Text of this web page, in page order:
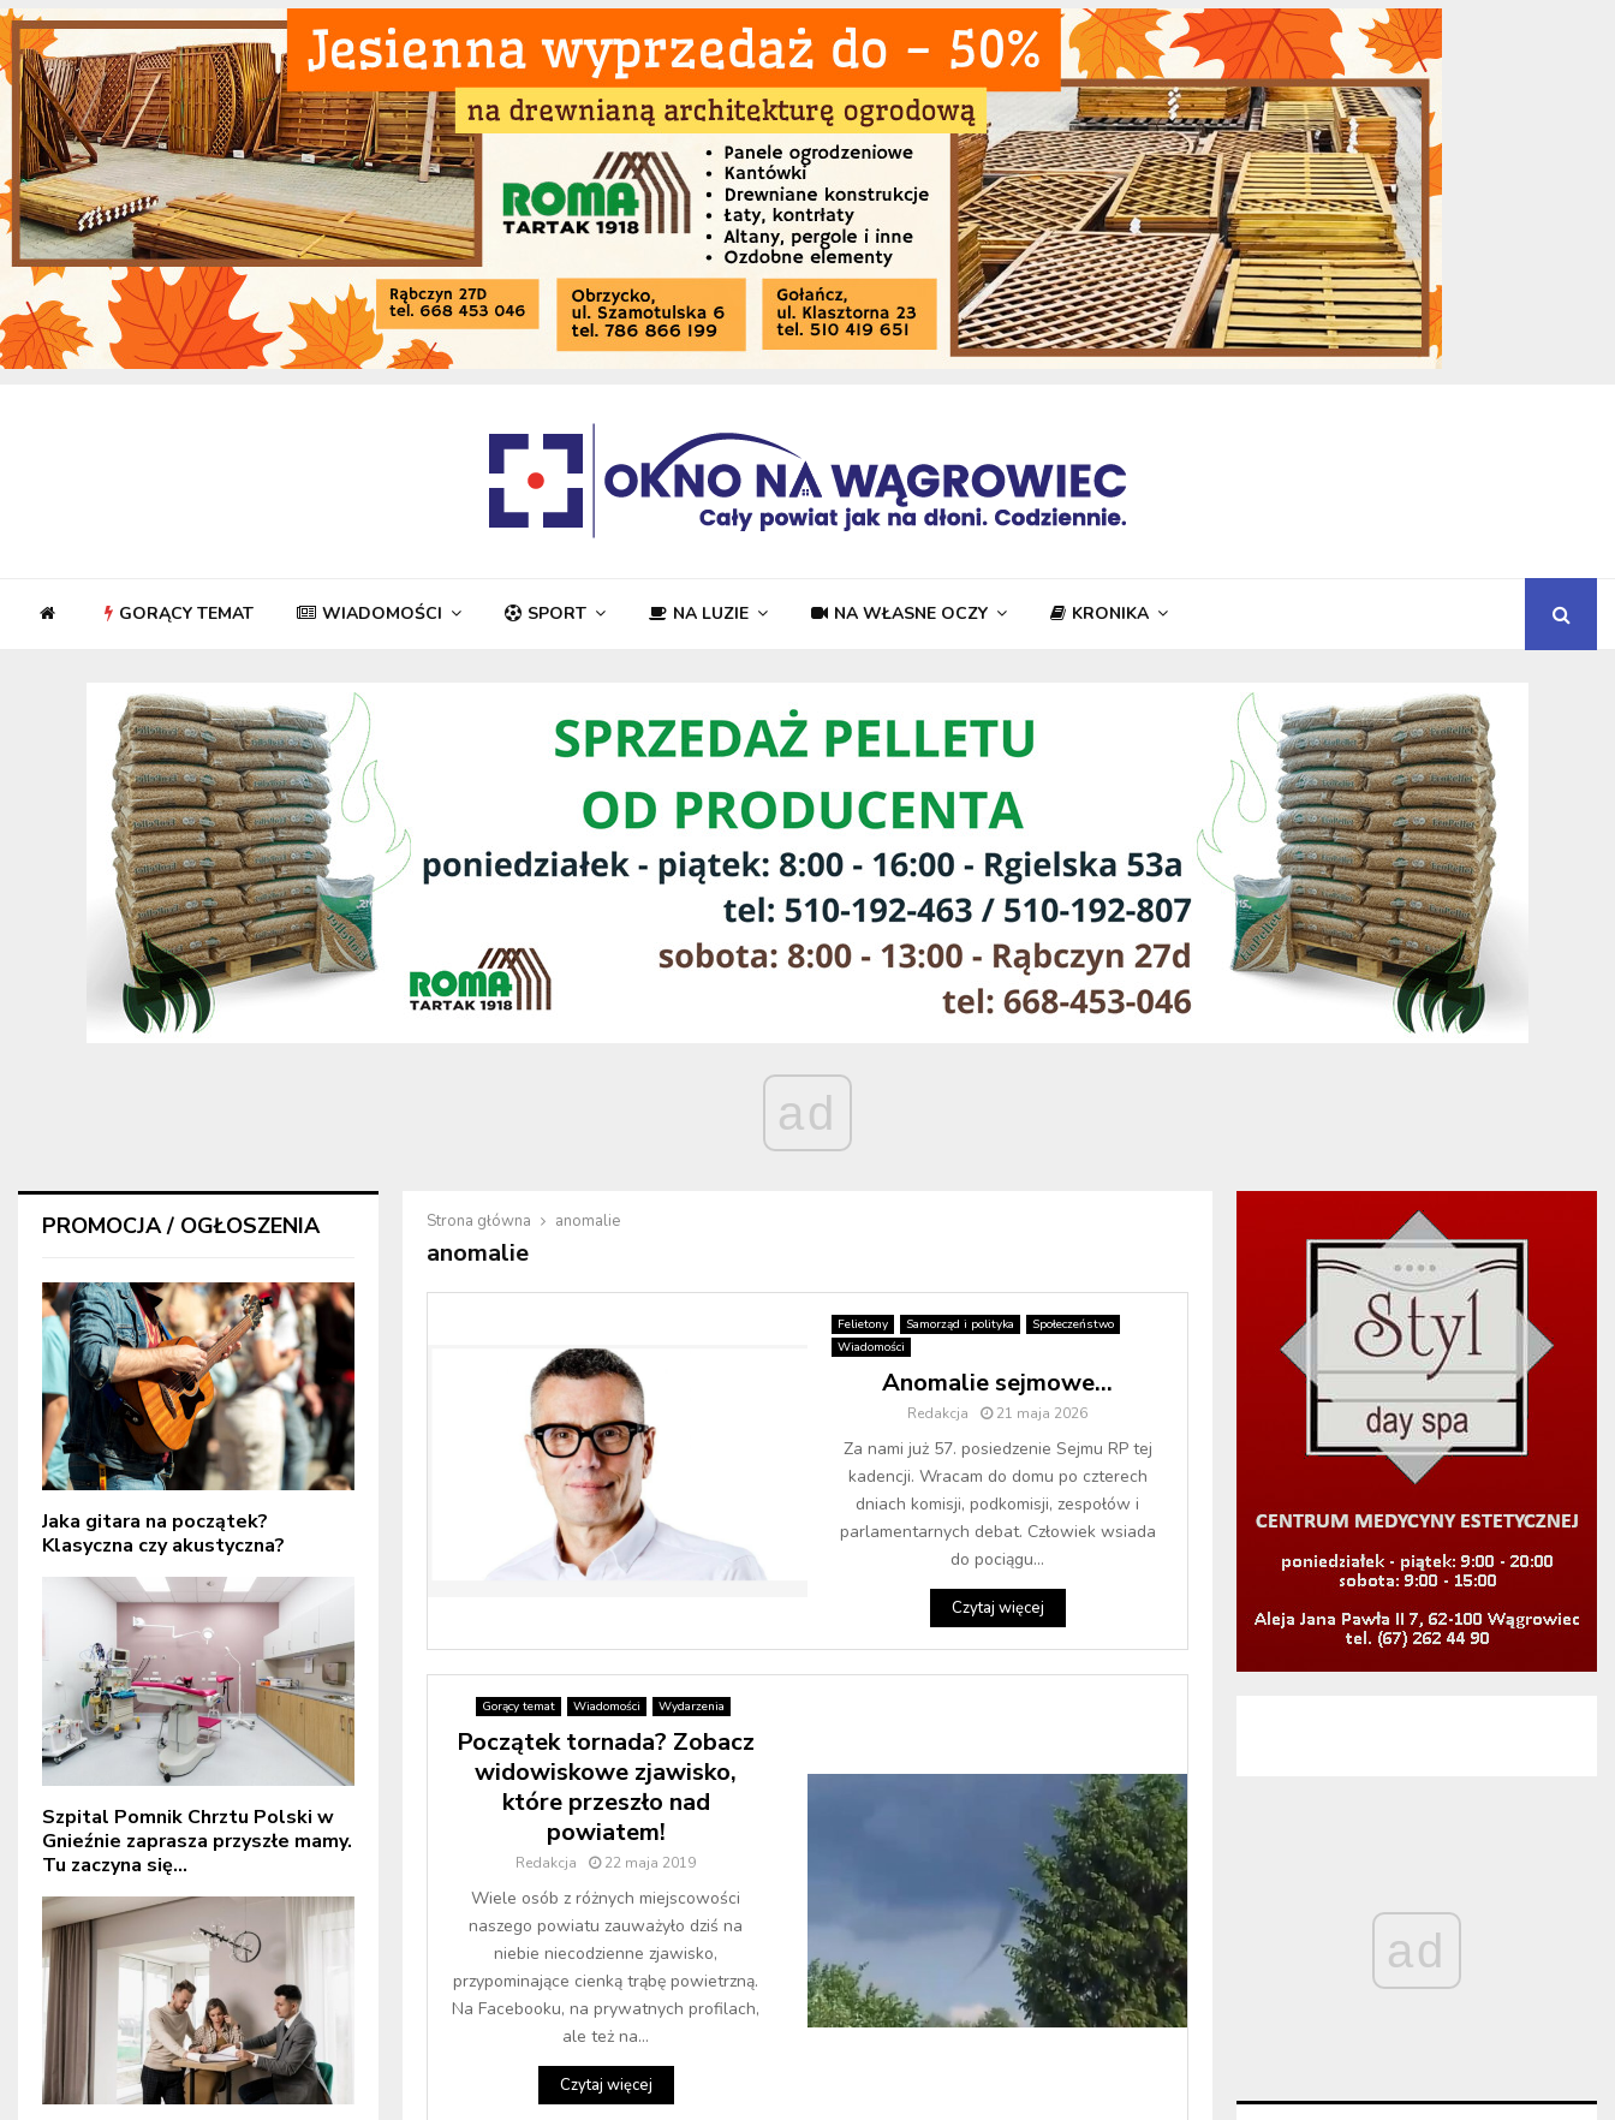
GORĄCY TEMAT WIADOMOŚCI SPORT NA LUZIE NA WŁASNE OCZY KRONIKA
ad
Strona główna anomalie
anomalie
Felietony Samorząd i polityka
Społeczeństwo
Wiadomości
Anomalie sejmowe…
Redakcja 21 maja 2026
Za nami już 57. posiedzenie Sejmu RP tej
kadencji. Wracam do domu po czterech
dniach komisji, podkomisji, zespołów i
parlamentarnych debat. Człowiek wsiada
do pociągu...
Czytaj więcej
Gorący temat Wiadomości Wydarzenia
Początek tornada? Zobacz
widowiskowe zjawisko,
które przeszło nad
powiatem!
Redakcja 22 maja 2019
Wiele osób z różnych miejscowości
naszego powiatu zauważyło dziś na
niebie niecodzienne zjawisko,
przypominające cienką trąbę powietrzną.
Na Facebooku, na prywatnych profilach,
ale też na...
Czytaj więcej
PROMOCJA / OGŁOSZENIA
Jaka gitara na początek?
Klasyczna czy akustyczna?
Szpital Pomnik Chrztu Polski w
Gnieźnie zaprasza przyszłe mamy.
Tu zaczyna się...
ad